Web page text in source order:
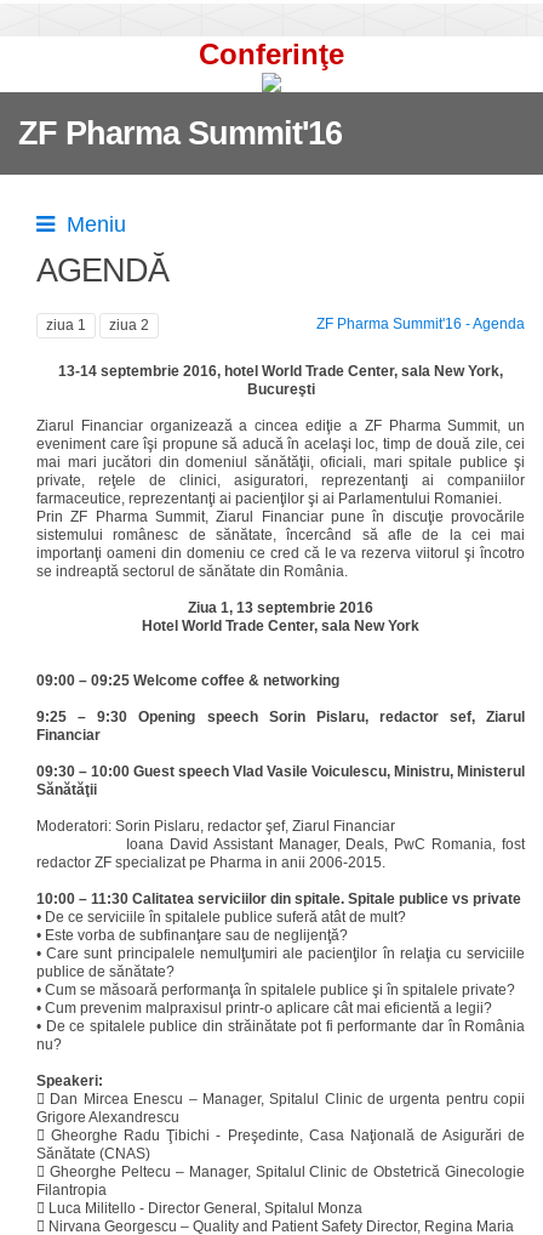
Conferinţe
ZF Pharma Summit'16
Meniu
AGENDĂ
ziua 1 ziua 2 ZF Pharma Summit'16 - Agenda
13-14 septembrie 2016, hotel World Trade Center, sala New York,
Bucureşti
Ziarul Financiar organizează a cincea ediţie a ZF Pharma Summit, un
eveniment care îşi propune să aducă în acelaşi loc, timp de două zile, cei
mai mari jucători din domeniul sănătăţii, oficiali, mari spitale publice şi
private, reţele de clinici, asiguratori, reprezentanţi ai companiilor
farmaceutice, reprezentanţi ai pacienţilor şi ai Parlamentului Romaniei.
Prin ZF Pharma Summit, Ziarul Financiar pune în discuţie provocările
sistemului românesc de sănătate, încercând să afle de la cei mai
importanţi oameni din domeniu ce cred că le va rezerva viitorul şi încotro
se indreaptă sectorul de sănătate din România.
Ziua 1, 13 septembrie 2016
Hotel World Trade Center, sala New York
09:00 – 09:25 Welcome coffee & networking
9:25 – 9:30 Opening speech Sorin Pislaru, redactor sef, Ziarul
Financiar
09:30 – 10:00 Guest speech Vlad Vasile Voiculescu, Ministru, Ministerul
Sănătăţii
Moderatori: Sorin Pislaru, redactor şef, Ziarul Financiar
Ioana David Assistant Manager, Deals, PwC Romania, fost
redactor ZF specializat pe Pharma in anii 2006-2015.
10:00 – 11:30 Calitatea serviciilor din spitale. Spitale publice vs private
• De ce serviciile în spitalele publice suferă atât de mult?
• Este vorba de subfinanţare sau de neglijenţă?
• Care sunt principalele nemulţumiri ale pacienţilor în relaţia cu serviciile
publice de sănătate?
• Cum se măsoară performanţa în spitalele publice şi în spitalele private?
• Cum prevenim malpraxisul printr-o aplicare cât mai eficientă a legii?
• De ce spitalele publice din străinătate pot fi performante dar în România
nu?
Speakeri:
 Dan Mircea Enescu – Manager, Spitalul Clinic de urgenta pentru copii
Grigore Alexandrescu
 Gheorghe Radu Ţibichi - Preşedinte, Casa Naţională de Asigurări de
Sănătate (CNAS)
 Gheorghe Peltecu – Manager, Spitalul Clinic de Obstetrică Ginecologie
Filantropia
 Luca Militello - Director General, Spitalul Monza
 Nirvana Georgescu – Quality and Patient Safety Director, Regina Maria